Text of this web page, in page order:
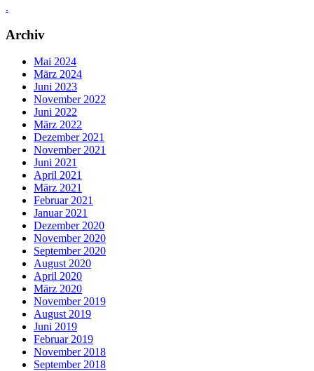
.
Archiv
Mai 2024
März 2024
Juni 2023
November 2022
Juni 2022
März 2022
Dezember 2021
November 2021
Juni 2021
April 2021
März 2021
Februar 2021
Januar 2021
Dezember 2020
November 2020
September 2020
August 2020
April 2020
März 2020
November 2019
August 2019
Juni 2019
Februar 2019
November 2018
September 2018